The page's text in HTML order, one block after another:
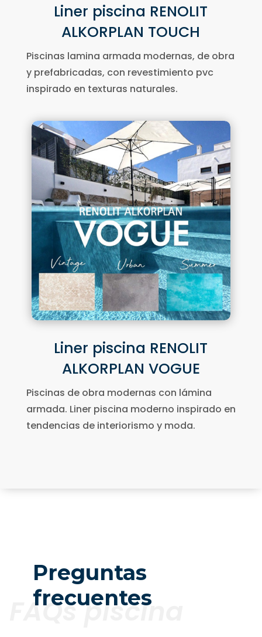
Liner piscina RENOLIT
ALKORPLAN TOUCH
Piscinas lamina armada modernas, de obra
y prefabricadas, con revestimiento pvc
inspirado en texturas naturales.
Liner piscina RENOLIT
ALKORPLAN VOGUE
Piscinas de obra modernas con lámina
armada. Liner piscina moderno inspirado en
tendencias de interiorismo y moda.
Preguntas
frecuentes
FAQs piscina